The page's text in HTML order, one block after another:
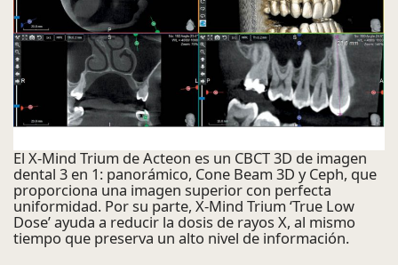
El X-Mind Trium de Acteon es un CBCT 3D de imagen
dental 3 en 1: panorámico, Cone Beam 3D y Ceph, que
proporciona una imagen superior con perfecta
uniformidad. Por su parte, X-Mind Trium ‘True Low
Dose’ ayuda a reducir la dosis de rayos X, al mismo
tiempo que preserva un alto nivel de información.